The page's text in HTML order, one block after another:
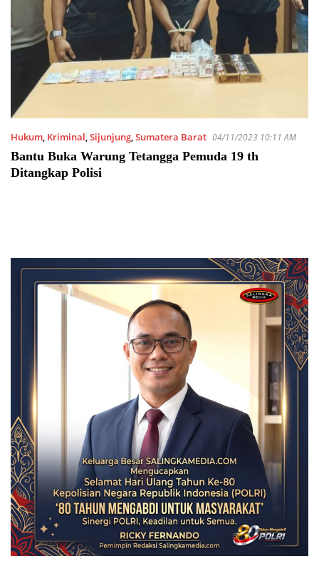
Hukum, Kriminal,Sijunjung,Sumatera Barat 04/11/2023 10:11 AM
Bantu Buka Warung Tetangga Pemuda 19 th
Ditangkap Polisi